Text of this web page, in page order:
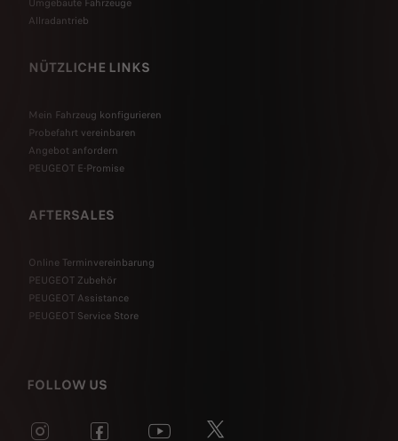
Allradantrieb
NÜTZLICHE LINKS
Mein Fahrzeug konfigurieren
Probefahrt vereinbaren
Angebot anfordern
PEUGEOT E-Promise
AFTERSALES
Online Terminvereinbarung
PEUGEOT Zubehör
PEUGEOT Assistance
PEUGEOT Service Store
FOLLOW US